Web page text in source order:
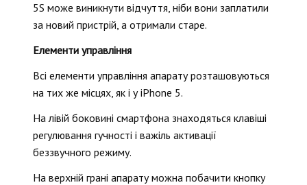
5S може виникнути відчуття, ніби вони заплатили
за новий пристрій, а отримали старе.
Елементи управління
Всі елементи управління апарату розташовуються
на тих же місцях, як і у iPhone 5.
На лівій боковині смартфона знаходяться клавіші
регулювання гучності і важіль активації
беззвучного режиму.
На верхній грані апарату можна побачити кнопку